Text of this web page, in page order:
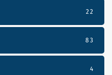
22
83
4